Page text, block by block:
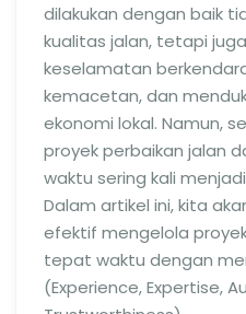
dilakukan dengan baik
kualitas jalan, tetapi
keselamatan
kemacetan, dan
ekonomi lokal. Namun,
proyek perbaikan jalan
waktu sering kali
Dalam artikel ini, kita
efektif mengelola
tepat waktu dengan
(Experience, Expertise,